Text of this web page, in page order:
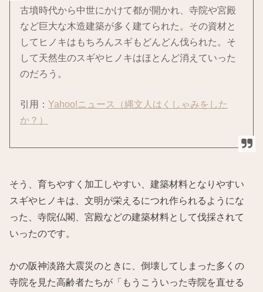
古墳時代から中世にかけて都が開かれ、寺院や宮殿
など巨大な木造建築が多く建てられた。その資材と
してヒノキはもちろんスギもどんどん伐られた。そ
して天然生のスギやヒノキはほとんど消えていった
のだろう。
引用：Yahoo!ニュース（縄文人はくしゃみをした
か？）
そう、育ちやすく加工しやすい、建築材料となりやすい
スギやヒノキは、文明が栄えるにつれ作られるようにな
った、寺院仏閣、宮殿などの建築材料として伐採されて
いったのです。
かの阪神淡路大震災のときに、倒壊してしまった多くの
寺院を見た高齢者たちが「もうこういった寺院を直せる